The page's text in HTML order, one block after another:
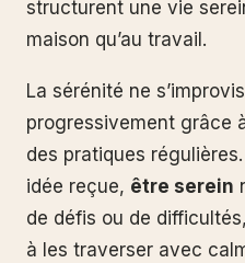
structurent une vie
maison qu’au travail.
La sérénité ne
progressivement grâce
des pratiques
idée reçue, être serein
de défis ou de
à les traverser avec